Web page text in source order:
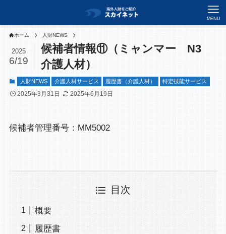
MENU
ホーム 人財NEWS
候補者情報⑪（ミャンマー N3
介護人材）
2025
6/19
人財NEWS 介護人材サービス 履歴書（介護人材） 特定技能サービス
2025年3月31日 2025年6月19日
候補者管理番号：MM5002
目次
概要
履歴書